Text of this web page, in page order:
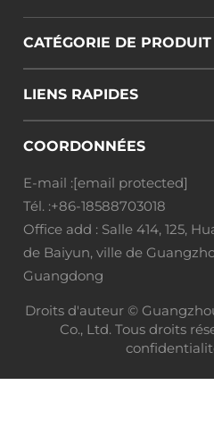
CATÉGORIE DE PRODUIT
LIENS RAPIDES
COORDONNÉES
E-mail :[email protected]
Tél. :+86-18588703018
Office add : Salle 414, 125,
de Baiyun, ville de
Guangdong
Droits d'auteur ©
Co., Ltd. Tous droits